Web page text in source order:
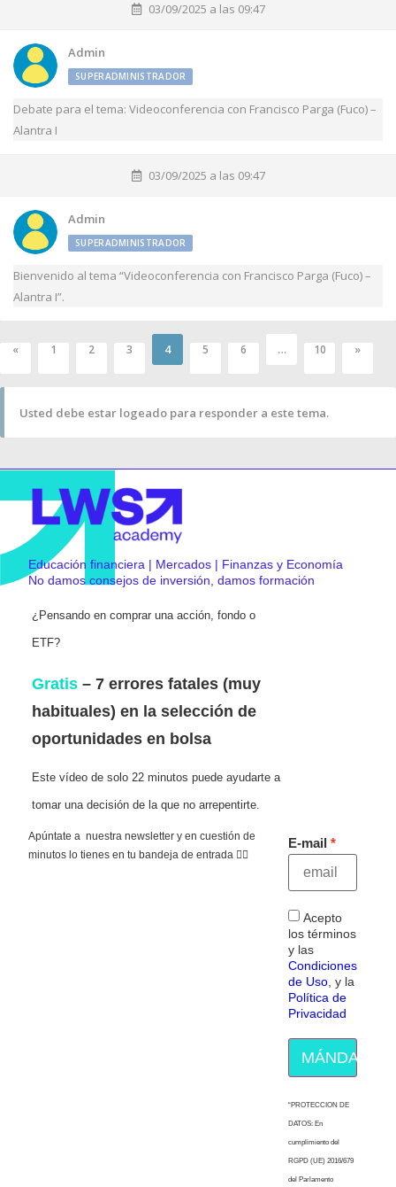
03/09/2025 a las 09:47
Admin
SUPERADMINISTRADOR
Debate para el tema: Videoconferencia con Francisco Parga (Fuco) –
Alantra I
03/09/2025 a las 09:47
Admin
SUPERADMINISTRADOR
Bienvenido al tema “Videoconferencia con Francisco Parga (Fuco) –
Alantra I”.
« 1 2 3 4 5 6 … 10 »
Usted debe estar logeado para responder a este tema.
Educación financiera | Mercados | Finanzas y Economía
No damos consejos de inversión, damos formación
¿Pensando en comprar una acción, fondo o
ETF?
Gratis – 7 errores fatales (muy
habituales) en la selección de
oportunidades en bolsa
Este vídeo de solo 22 minutos puede ayudarte a
tomar una decisión de la que no arrepentirte.
Apúntate a nuestra newsletter y en cuestión de
minutos lo tienes en tu bandeja de entrada 👇🏻
E-mail
Acepto
los términos
y las
Condiciones
de Uso , y la
Política de
Privacidad
MÁNDAME
“PROTECCION DE
DATOS: En
cumplimiento del
RGPD (UE) 2016/679
del Parlamento